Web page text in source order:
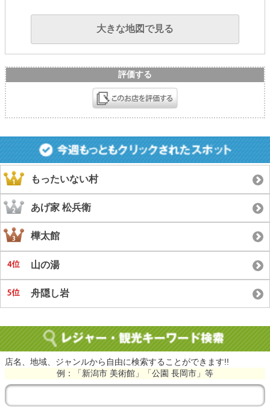
大きな地図で見る
評価する
もったいない村
あげ家 松兵衛
樺太館
山の湯
舟隠し岩
店名、地域、ジャンルから自由に検索することができます!!
例：「新潟市 美術館」「公園 長岡市」等